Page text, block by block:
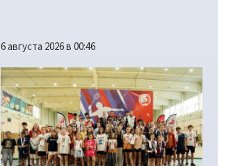
6 августа 2026 в 00:46